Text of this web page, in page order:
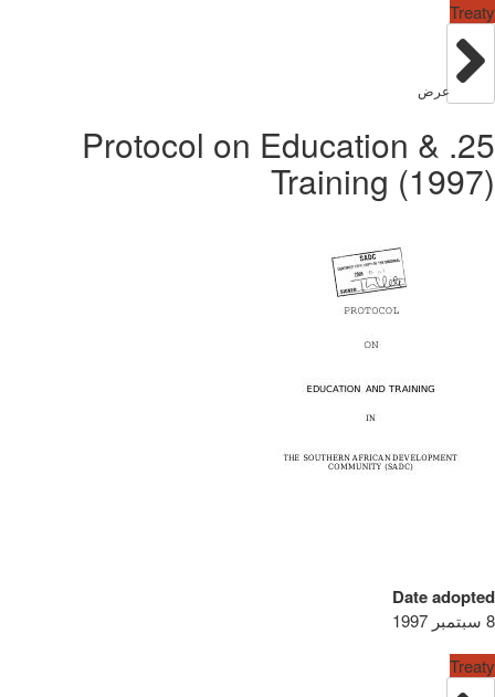
Treaty
عرض
25. Protocol on Education &
Training (1997)
Date adopted
8 سبتمبر 1997
Treaty